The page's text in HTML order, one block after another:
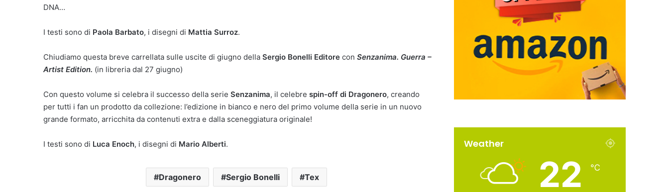
DNA…
I testi sono di Paola Barbato, i disegni di Mattia Surroz.
Chiudiamo questa breve carrellata sulle uscite di giugno della Sergio Bonelli Editore con Senzanima. Guerra –
Artist Edition. (in libreria dal 27 giugno)
Con questo volume si celebra il successo della serie Senzanima, il celebre spin-off di Dragonero, creando
per tutti i fan un prodotto da collezione: l’edizione in bianco e nero del primo volume della serie in un nuovo
grande formato, arricchita da contenuti extra e dalla sceneggiatura originale!
I testi sono di Luca Enoch, i disegni di Mario Alberti.
Dragonero Sergio Bonelli Tex
Weather
22 ℃